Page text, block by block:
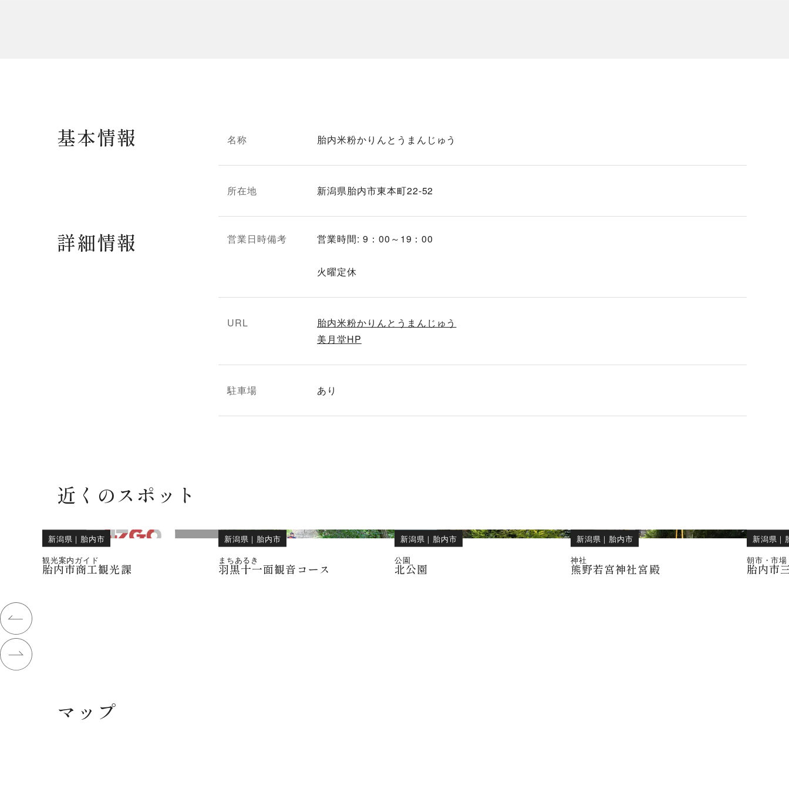
基本情報 名称 胎内米粉かりんとうまんじゅう
所在地 新潟県胎内市東本町22-52
詳細情報 営業日時備考 営業時間: 9：00～19：00
火曜定休
URL
胎内米粉かりんとうまんじゅう
美月堂HP
駐車場 あり
近くのスポット
新潟県 ｜ 胎内市
観光案内ガイド
胎内市商工観光課
新潟県 ｜ 胎内市
まちあるき
羽黒十一面観音コース
新潟県 ｜ 胎内市
公園
北公園
新潟県 ｜ 胎内市
神社
熊野若宮神社宮殿
新潟県 ｜
朝市・市場
胎内市
マップ